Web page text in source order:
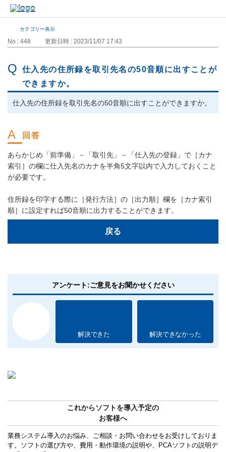
カテゴリー表示
No : 448 更新日時 : 2023/11/07 17:43
仕入先の住所録を取引先名の50音順に出すことが
できますか。
仕入先の住所録を取引先名の50音順に出すことができますか。
あらかじめ「前準備」－「取引先」－「仕入先の登録」で［カナ
索引］の欄に仕入先名のカナを半角5文字以内で入力しておくこと
が必要です。
住所録を印字する際に［発行方法］の［出力順］欄を［カナ索引
順］に設定すれば50音順に出力することができます。
戻る
アンケート:ご意見をお聞かせください
解決できた 解決できなかった
これからソフトを導入予定の
お客様へ
業務システム導入のお悩み、ご相談・お問い合わせをお受けしておりま
す。ソフトの選び方や、費用・動作環境の説明や、PCAソフトの説明デ